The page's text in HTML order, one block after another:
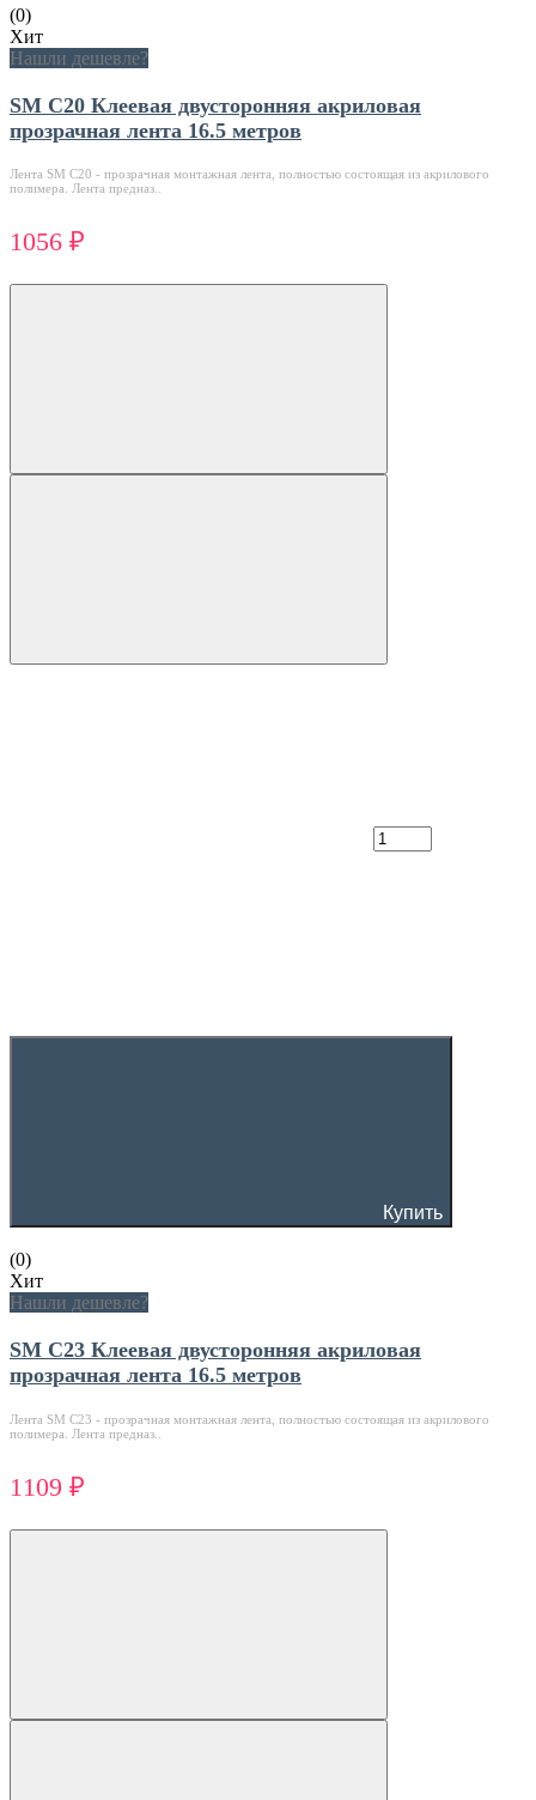
(0)
Хит
Нашли дешевле?
SM C20 Клеевая двусторонняя акриловая
прозрачная лента 16.5 метров
Лента SM C20 - прозрачная монтажная лента, полностью состоящая из акрилового
полимера. Лента предназ..
1056 ₽
Купить
(0)
Хит
Нашли дешевле?
SM C23 Клеевая двусторонняя акриловая
прозрачная лента 16.5 метров
Лента SM C23 - прозрачная монтажная лента, полностью состоящая из акрилового
полимера. Лента предназ..
1109 ₽